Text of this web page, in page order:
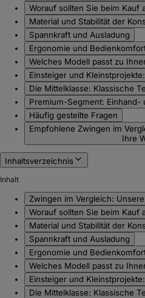
Worauf sollten Sie beim Kauf
Material und Stabilität der
Spannkraft und Ausladung
Ergonomie und
Welches Modell passt zu
Einsteiger und
Die Mittelklasse: Klassische
Premium-Segment:
Häufig gestellte Fragen
Empfohlene Zwingen im
Ihre
Inhaltsverzeichnis
Inhalt
Zwingen im Vergleich:
Worauf sollten Sie beim Kauf
Material und Stabilität der
Spannkraft und Ausladung
Ergonomie und
Welches Modell passt zu
Einsteiger und
Die Mittelklasse: Klassische